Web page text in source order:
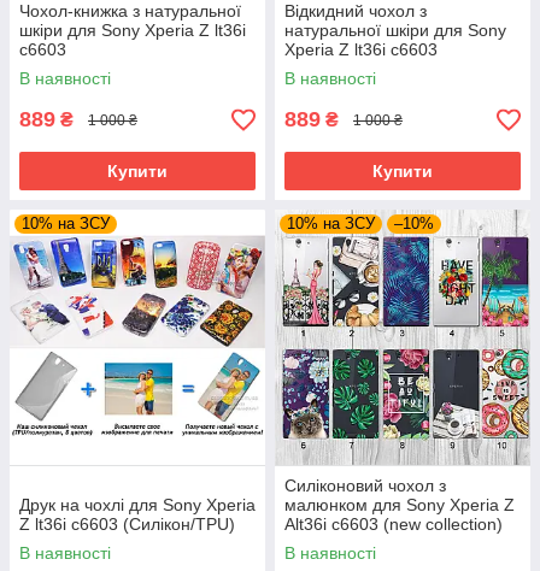
Чохол-книжка з натуральної
шкіри для Sony Xperia Z lt36i
c6603
В наявності
889 ₴ 1 000 ₴
Купити
Відкидний чохол з
натуральної шкіри для Sony
Xperia Z lt36i c6603
В наявності
889 ₴ 1 000 ₴
Купити
10% на ЗСУ
Друк на чохлі для Sony Xperia
Z lt36i c6603 (Силікон/TPU)
В наявності
10% на ЗСУ –10%
Силіконовий чохол з
малюнком для Sony Xperia Z
Alt36i c6603 (new collection)
В наявності